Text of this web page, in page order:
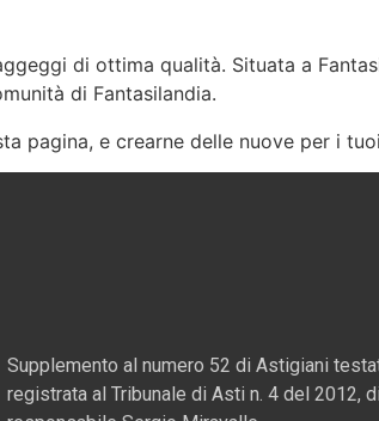
di ottima qualità. Situata a
di Fantasilandia.
pagina, e crearne delle nuove per i
Supplemento al numero 52 di Astigiani
registrata al Tribunale di Asti n. 4 del 2012,